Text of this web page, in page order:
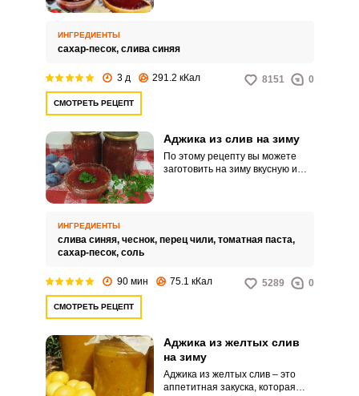
до зимы оно просто не
ИНГРЕДИЕНТЫ
сахар-песок, слива синяя
3 д 291.2 кКал 8151 0
СМОТРЕТЬ РЕЦЕПТ
Аджика из слив на зиму
По этому рецепту вы можете
заготовить на зиму вкусную и
ИНГРЕДИЕНТЫ
слива синяя, чеснок, перец чили, томатная паста,
сахар-песок, соль
90 мин 75.1 кКал 5289 0
СМОТРЕТЬ РЕЦЕПТ
Аджика из желтых слив
на зиму
Аджика из желтых слив – это
аппетитная закуска, которая